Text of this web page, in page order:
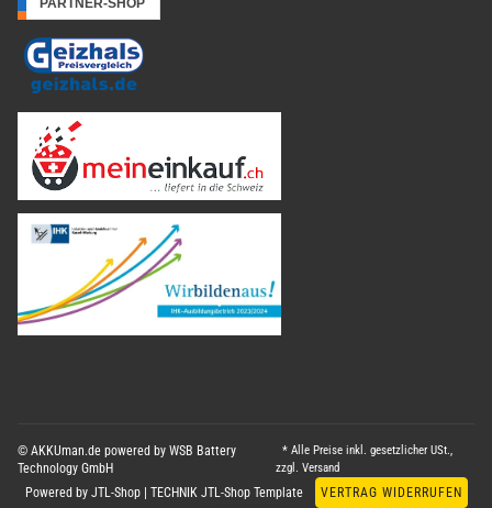
© AKKUman.de powered by WSB Battery
Technology GmbH
* Alle Preise inkl. gesetzlicher USt.,
zzgl.Versand
Powered by JTL-Shop TECHNIK JTL-Shop Template VERTRAG WIDERRUFEN